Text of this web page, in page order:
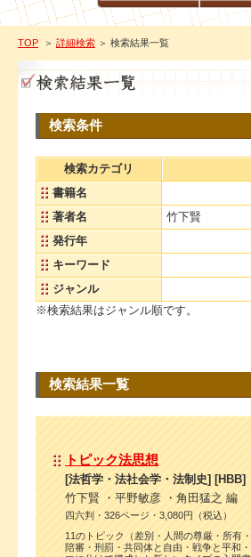
TOP ＞ 詳細検索 ＞ 検索結果一覧
検索条件
検索カテゴリ
書籍名
著者名
竹下賢
発行年
キーワード
ジャンル
※検索結果はジャンル順です。
検索結果一覧
トピック法思想
[法哲学・法社会学・法制史] [HBB]
竹下賢 ・平野敏彦 ・角田猛之 編
四六判・326ページ・3,080円（税込）
11のトピック（差別・人間の尊厳・所有
陪審・刑罰・共同体と自由・戦争と平和